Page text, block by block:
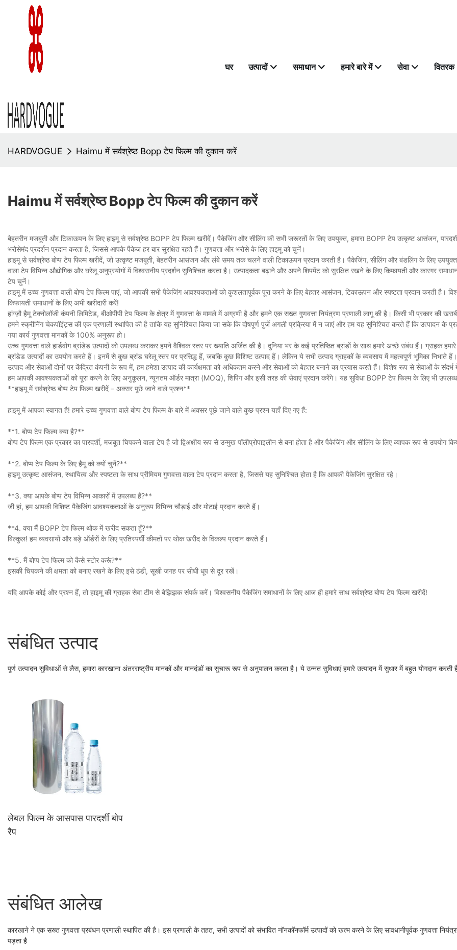
घर उत्पादों समाधान हमारे बारे में सेवा वितरक
HARDVOGUE Haimu में सर्वश्रेष्ठ Bopp टेप फिल्म की दुकान करें
Haimu में सर्वश्रेष्ठ Bopp टेप फिल्म की दुकान करें
बेहतरीन मजबूती और टिकाऊपन के लिए हाइमू से सर्वश्रेष्ठ BOPP टेप फिल्म खरीदें। पैकेजिंग और सीलिंग की सभी जरूरतों के लिए उपयुक्त, हमारा BOPP टेप उत्कृष्ट आसंजन,
भरोसेमंद प्रदर्शन प्रदान करता है, जिससे आपके पैकेज हर बार सुरक्षित रहते हैं। गुणवत्ता और भरोसे के लिए हाइमू को चुनें।
हाइमू से सर्वश्रेष्ठ बोप्प टेप फिल्म खरीदें, जो उत्कृष्ट मजबूती, बेहतरीन आसंजन और लंबे समय तक चलने वाली टिकाऊपन प्रदान करती है। पैकेजिंग, सीलिंग और बंडलिंग के लिए
वाला टेप विभिन्न औद्योगिक और घरेलू अनुप्रयोगों में विश्वसनीय प्रदर्शन सुनिश्चित करता है। उत्पादकता बढ़ाने और अपने शिपमेंट को सुरक्षित रखने के लिए किफायती और कारगर
टेप चुनें।
हाइमू में उच्च गुणवत्ता वाली बोप्प टेप फिल्म पाएं, जो आपकी सभी पैकेजिंग आवश्यकताओं को कुशलतापूर्वक पूरा करने के लिए बेहतर आसंजन, टिकाऊपन और स्पष्टता प्रदान करती है।
किफायती समाधानों के लिए अभी खरीदारी करें!
हांग्ज़ौ हैमू टेक्नोलॉजी कंपनी लिमिटेड, बीओपीपी टेप फिल्म के क्षेत्र में गुणवत्ता के मामले में अग्रणी है और हमने एक सख्त गुणवत्ता नियंत्रण प्रणाली लागू की है। किसी भी प्रकार की
हमने स्क्रीनिंग चेकपॉइंट्स की एक प्रणाली स्थापित की है ताकि यह सुनिश्चित किया जा सके कि दोषपूर्ण पुर्जे अगली प्रक्रिया में न जाएं और हम यह सुनिश्चित करते हैं कि उत्पादन के
गया कार्य गुणवत्ता मानकों के 100% अनुरूप हो।
उच्च गुणवत्ता वाले हार्डवोग ब्रांडेड उत्पादों को उपलब्ध कराकर हमने वैश्विक स्तर पर ख्याति अर्जित की है। दुनिया भर के कई प्रतिष्ठित ब्रांडों के साथ हमारे अच्छे संबंध हैं। ग्राहक हमारे
ब्रांडेड उत्पादों का उपयोग करते हैं। इनमें से कुछ ब्रांड घरेलू स्तर पर प्रसिद्ध हैं, जबकि कुछ विशिष्ट उत्पाद हैं। लेकिन ये सभी उत्पाद ग्राहकों के व्यवसाय में महत्वपूर्ण भूमिका निभाते हैं।
उत्पाद और सेवाओं दोनों पर केंद्रित कंपनी के रूप में, हम हमेशा उत्पाद की कार्यक्षमता को अधिकतम करने और सेवाओं को बेहतर बनाने का प्रयास करते हैं। विशेष रूप से सेवाओं के संदर्भ में,
हम आपकी आवश्यकताओं को पूरा करने के लिए अनुकूलन, न्यूनतम ऑर्डर मात्रा (MOQ), शिपिंग और इसी तरह की सेवाएं प्रदान करेंगे। यह सुविधा BOPP टेप फिल्म के लिए भी
**हाइमू में सर्वश्रेष्ठ बोप्प टेप फिल्म खरीदें – अक्सर पूछे जाने वाले प्रश्न**
हाइमू में आपका स्वागत है! हमारे उच्च गुणवत्ता वाले बोप्प टेप फिल्म के बारे में अक्सर पूछे जाने वाले कुछ प्रश्न यहाँ दिए गए हैं:
**1. बोप्प टेप फिल्म क्या है?**
बोप्प टेप फिल्म एक प्रकार का पारदर्शी, मजबूत चिपकने वाला टेप है जो द्विअक्षीय रूप से उन्मुख पॉलीप्रोपाइलीन से बना होता है और पैकेजिंग और सीलिंग के लिए व्यापक रूप से उपयोग
**2. बोप्प टेप फिल्म के लिए हैमू को क्यों चुनें?**
हाइमू उत्कृष्ट आसंजन, स्थायित्व और स्पष्टता के साथ प्रीमियम गुणवत्ता वाला टेप प्रदान करता है, जिससे यह सुनिश्चित होता है कि आपकी पैकेजिंग सुरक्षित रहे।
**3. क्या आपके बोप्प टेप विभिन्न आकारों में उपलब्ध हैं?**
जी हां, हम आपकी विशिष्ट पैकेजिंग आवश्यकताओं के अनुरूप विभिन्न चौड़ाई और मोटाई प्रदान करते हैं।
**4. क्या मैं BOPP टेप फिल्म थोक में खरीद सकता हूँ?**
बिल्कुल! हम व्यवसायों और बड़े ऑर्डरों के लिए प्रतिस्पर्धी कीमतों पर थोक खरीद के विकल्प प्रदान करते हैं।
**5. मैं बोप्प टेप फिल्म को कैसे स्टोर करूं?**
इसकी चिपकने की क्षमता को बनाए रखने के लिए इसे ठंडी, सूखी जगह पर सीधी धूप से दूर रखें।
यदि आपके कोई और प्रश्न हैं, तो हाइमू की ग्राहक सेवा टीम से बेझिझक संपर्क करें। विश्वसनीय पैकेजिंग समाधानों के लिए आज ही हमारे साथ सर्वश्रेष्ठ बोप्प टेप फिल्म खरीदें!
संबंधित उत्पाद
पूर्ण उत्पादन सुविधाओं से लैस, हमारा कारखाना अंतरराष्ट्रीय मानकों और मानदंडों का सुचारू रूप से अनुपालन करता है। ये उन्नत सुविधाएं हमारे उत्पादन में सुधार में बहुत योगदान करती
लेबल फिल्म के आसपास पारदर्शी बोप
रैप
संबंधित आलेख
कारखाने ने एक सख्त गुणवत्ता प्रबंधन प्रणाली स्थापित की है। इस प्रणाली के तहत, सभी उत्पादों को संभावित नॉनकॉनफॉर्म उत्पादों को खत्म करने के लिए सावधानीपूर्वक गुणवत्ता
पड़ता है